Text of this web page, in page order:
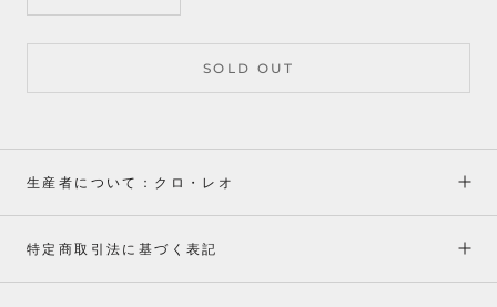
SOLD OUT
生産者について：クロ・レオ
特定商取引法に基づく表記